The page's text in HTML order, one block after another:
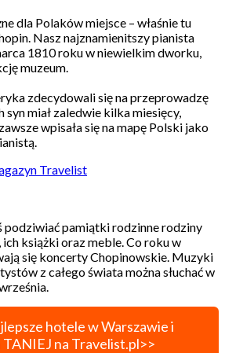
dla Polaków miejsce – właśnie tu
Nasz najznamienitszy pianista
1810 roku w niewielkim dworku,
muzeum.
zdecydowali się na przeprowadzę
syn miał zaledwie kilka miesięcy,
wpisała się na mapę Polski jako
podziwiać pamiątki rodzinne rodziny
książki oraz meble. Co roku w
się koncerty Chopinowskie. Muzyki
z całego świata można słuchać w
hotele w Warszawie i
TANIEJ na Travelist.pl>>